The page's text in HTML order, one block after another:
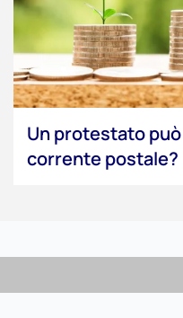
Un protestato
corrente postale?